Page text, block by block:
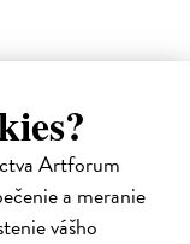
Artforum
a meranie
vášho